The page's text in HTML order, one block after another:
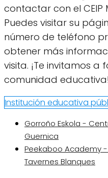
contactar con el CEIP
Puedes visitar su
número de teléfono
obtener más
visita. ¡Te invitamos
comunidad educativa!
Institución educativa
Gorroño Eskola -
Guernica
Peekaboo Academy
Tavernes Blanques